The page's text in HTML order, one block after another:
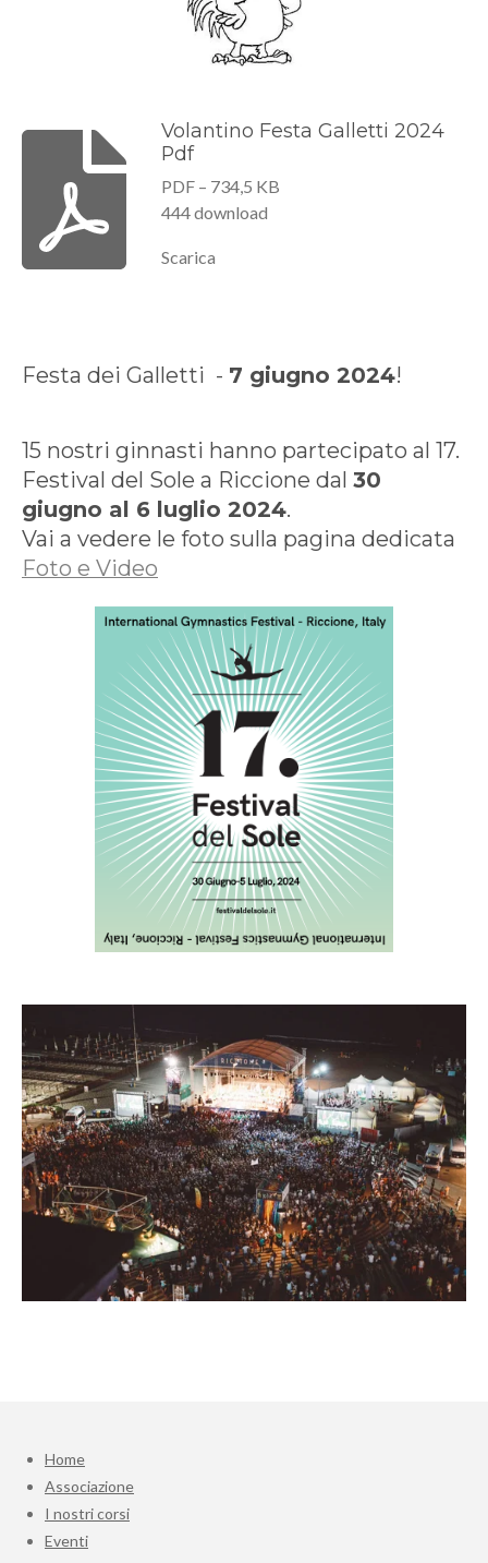
Volantino Festa Galletti 2024
Pdf
PDF – 734,5 KB
444 download
Scarica
Festa dei Galletti - 7 giugno 2024!
15 nostri ginnasti hanno partecipato al 17.
Festival del Sole a Riccione dal 30
giugno al 6 luglio 2024.
Vai a vedere le foto sulla pagina dedicata
Foto e Video
Home
Associazione
I nostri corsi
Eventi